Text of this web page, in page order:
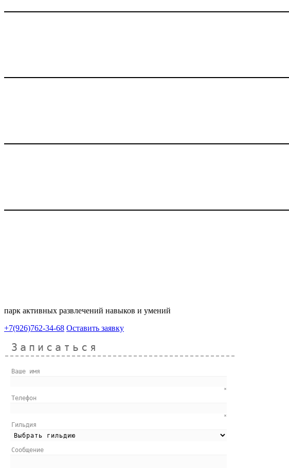
парк активных развлечений навыков и умений
+7(926)762-34-68 Оставить заявку
Записаться
Ваше имя
*
Телефон
*
Гильдия
Сообщение